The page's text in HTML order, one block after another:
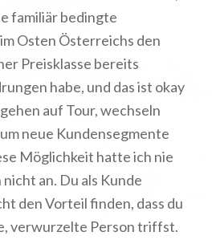
familiär bedingte
Osten Österreichs den
Preisklasse bereits
habe, und das ist okay
auf Tour, wechseln
neue Kundensegmente
Möglichkeit hatte ich nie
an. Du als Kunde
den Vorteil finden, dass du
verwurzelte Person triffst.